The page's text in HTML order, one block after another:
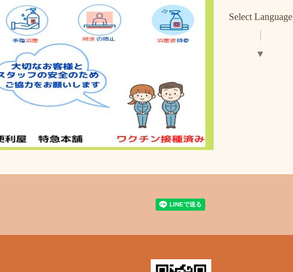
Select Language
▼